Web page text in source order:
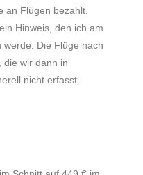
an Flügen bezahlt.
Hinweis, den ich am
werde. Die Flüge nach
die wir dann in
nicht erfasst.